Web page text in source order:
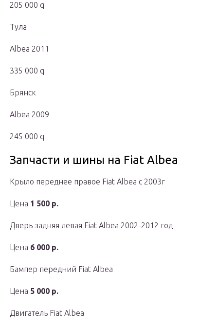
205 000 q
Тула
Albea 2011
335 000 q
Брянск
Albea 2009
245 000 q
Запчасти и шины на Fiat Albea
Крыло переднее правое Fiat Albea с 2003г
Цена 1 500 р.
Дверь задняя левая Fiat Albea 2002-2012 год
Цена 6 000 р.
Бампер передний Fiat Albea
Цена 5 000 р.
Двигатель Fiat Albea